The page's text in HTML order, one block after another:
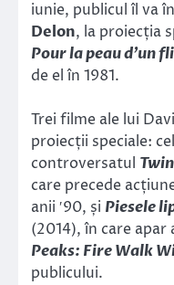
iunie, publicul îl va
Delon, la proiecția
Pour la peau d’un
de el în 1981.
Trei filme ale lui
proiecții speciale:
controversatul
care precede
anii ′90, și Piesele
(2014), în care apar
Peaks: Fire Walk
publicului.